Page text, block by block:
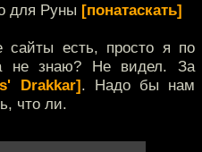
для Руны [понатаскать]
есть, просто я по
не знаю? Не видел. За
Drakkar]. Надо бы нам
что ли.